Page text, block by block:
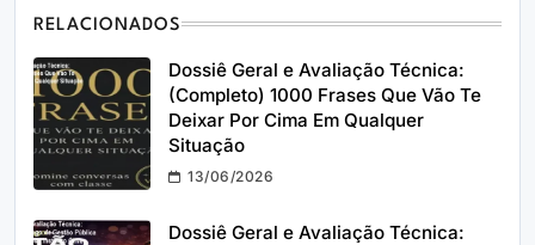
RELACIONADOS
Dossiê Geral e Avaliação Técnica:
(Completo) 1000 Frases Que Vão Te
Deixar Por Cima Em Qualquer
Situação
13/06/2026
Dossiê Geral e Avaliação Técnica: